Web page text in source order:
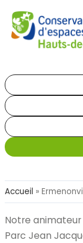
Accueil »
Notre
Parc Jean